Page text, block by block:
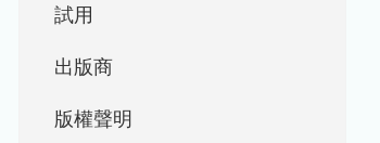
試用
出版商
版權聲明